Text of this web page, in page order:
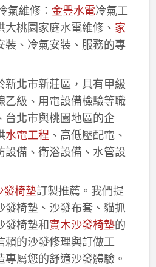
氣維修： 金豐水電冷氣工
桃園家庭水電維修、 家
裝、冷氣安裝、服務的專
新北市新莊區，具有甲級
乙級、用電設備檢驗等職
台北市與桃園地區的企
水電工程 、高低壓配電、
設備、衛浴設備、水管設
發椅墊訂製推薦。我們提
發椅墊、沙發布套、貓抓
發椅墊和實木沙發椅墊的
賴的沙發修理與訂做工
屬您的舒適沙發體驗。